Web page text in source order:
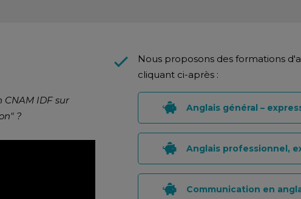
IDF sur
?
Nous proposons des formations
cliquant ci-après :
Anglais général –
Anglais professionnel,
Communication en